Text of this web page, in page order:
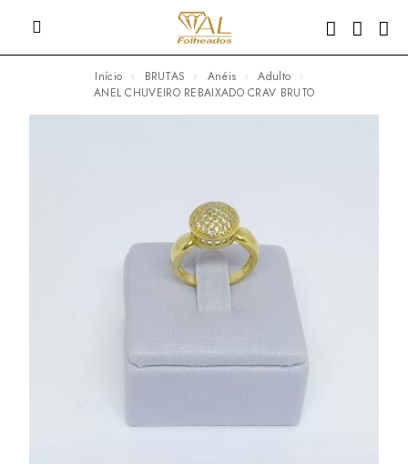
Início BRUTAS Anéis
Adulto
ANEL CHUVEIRO REBAIXADO CRAV BRUTO